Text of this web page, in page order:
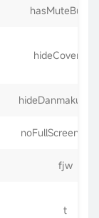
hideCoverInfo
fjw
t